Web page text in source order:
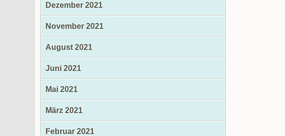
Dezember 2021
November 2021
August 2021
Juni 2021
Mai 2021
März 2021
Februar 2021